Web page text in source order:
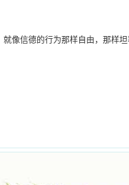
像信德的行为那样自由，那样